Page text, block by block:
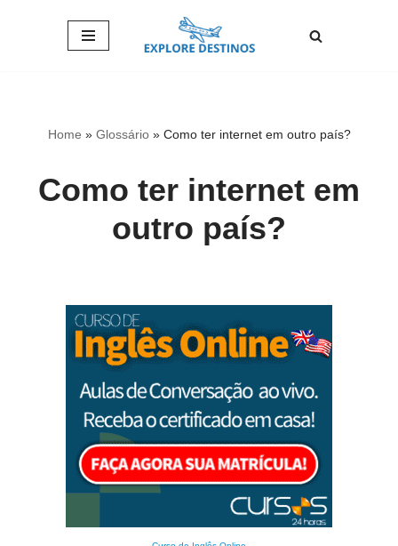
Home » Glossário» Como ter internet em outro país?
Como ter internet em
outro país?